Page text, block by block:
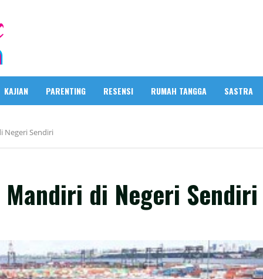
KAJIAN PARENTING RESENSI RUMAH TANGGA SASTRA
Negeri Sendiri
di Negeri Sendiri